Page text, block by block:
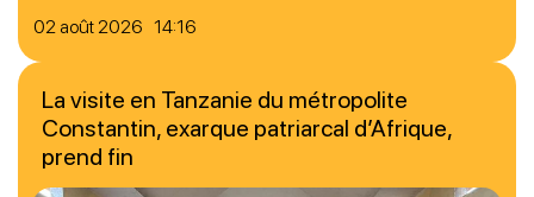
02 août 2026 14:16
La visite en Tanzanie du métropolite
Constantin, exarque patriarcal d’Afrique,
prend fin